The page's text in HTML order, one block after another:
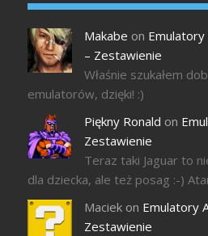
Makabe on
– Zestawienie
Właśnie szukałem
emulatorów, dzięki! :)
Piękny Ronald on
Zestawienie
Teraz taki Jaguar to
dla dziecka, ale też posag :-)
Maciek on Emulatory
Zestawienie